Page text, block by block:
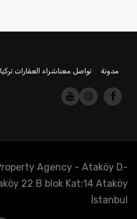
مدونة تواصل معناشراء العقارات تركيا
Agency - Ataköy D-
22 B blok Kat:14 Ataköy
İstanbul